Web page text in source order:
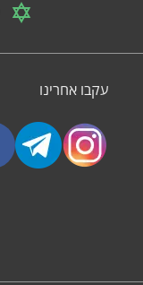
עקבו אחרינו